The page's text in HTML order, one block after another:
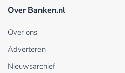
Over Banken.nl
Over ons
Adverteren
Nieuwsarchief